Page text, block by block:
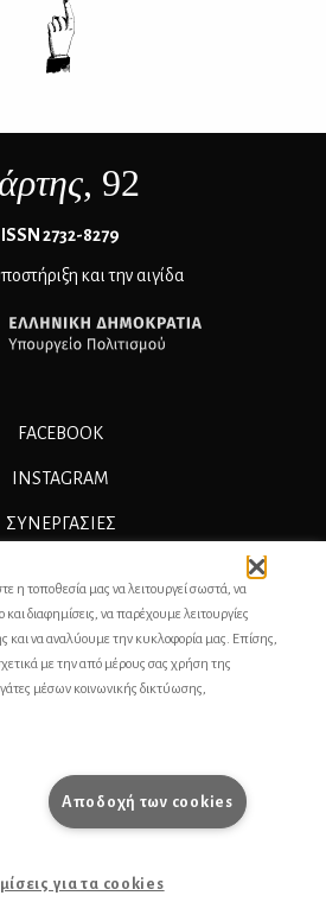
, 92
ΙSSN 2732-8279
και την αιγίδα
FACEBOOK
INSTAGRAM
ΣΥΝΕΡΓΑΣΊΕΣ
ΕΠΙΚΟΙΝΩΝΙΑ
ΣΥΝΤΕΛΕΣΤΕΣ
ΟΡΟΙ ΧΡΗΣΗΣ
η τοποθεσία μας να λειτουργεί σωστά, να
διαφημίσεις, να παρέχουμε λειτουργίες
και να αναλύουμε την κυκλοφορία μας. Επίσης,
με την από μέρους σας χρήση της
μέσων κοινωνικής δικτύωσης,
Αποδοχή των cookies
για τα cookies